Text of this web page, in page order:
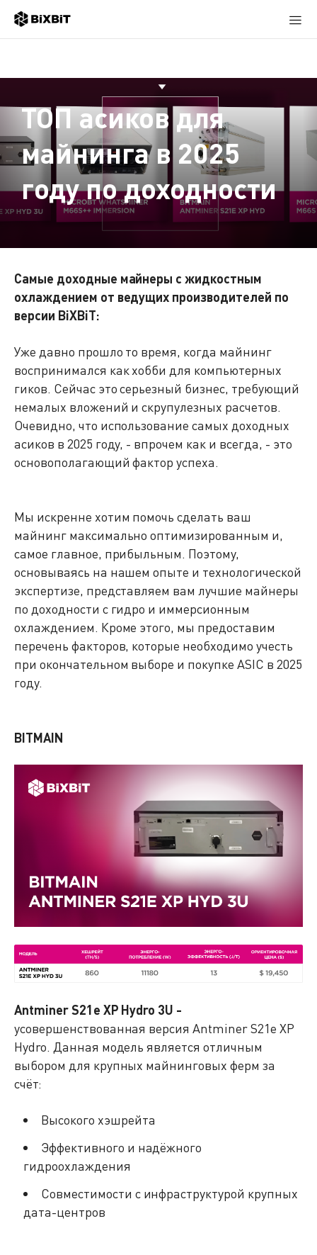
ТОП асиков для
майнинга в 2025
году по доходности
Самые доходные майнеры с жидкостным
охлаждением от ведущих производителей по
версии BiXBiT:
Уже давно прошло то время, когда майнинг
воспринимался как хобби для компьютерных
гиков. Сейчас это серьезный бизнес, требующий
немалых вложений и скрупулезных расчетов.
Очевидно, что использование самых доходных
асиков в 2025 году, - впрочем как и всегда, - это
основополагающий фактор успеха.
Мы искренне хотим помочь сделать ваш
майнинг максимально оптимизированным и,
самое главное, прибыльным. Поэтому,
основываясь на нашем опыте и технологической
экспертизе, представляем вам лучшие майнеры
по доходности с гидро и иммерсионным
охлаждением. Кроме этого, мы предоставим
перечень факторов, которые необходимо учесть
при окончательном выборе и покупке ASIC в 2025
году.
BITMAIN
Antminer S21e XP Hydro 3U -
усовершенствованная версия Antminer S21e XP
Hydro. Данная модель является отличным
выбором для крупных майнинговых ферм за
счёт:
Высокого хэшрейта
Эффективного и надёжного
гидроохлаждения
Совместимости с инфраструктурой крупных
дата-центров